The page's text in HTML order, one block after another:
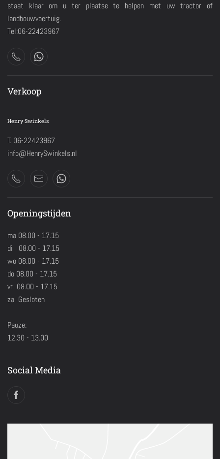
staat klaar om u ter plaatse te helpen met uw tractor of
landbouwvoertuig.
Tel:06-22423967
Verkoop
Henry Swinkels
T. 06-22423967
info@HenrySwinkels.nl
Openingstijden
ma 08.00 - 17.15
di 08.00 - 17.15
wo 08.00 - 17.15
do 08.00 - 17.15
vr 08.00 - 17.15
za Gesloten
Pauze:
12.30 - 13.00
Social Media